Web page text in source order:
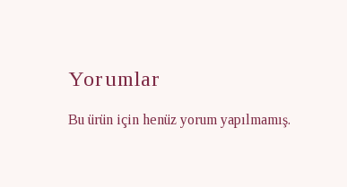
Yorumlar
Bu ürün için henüz yorum yapılmamış.